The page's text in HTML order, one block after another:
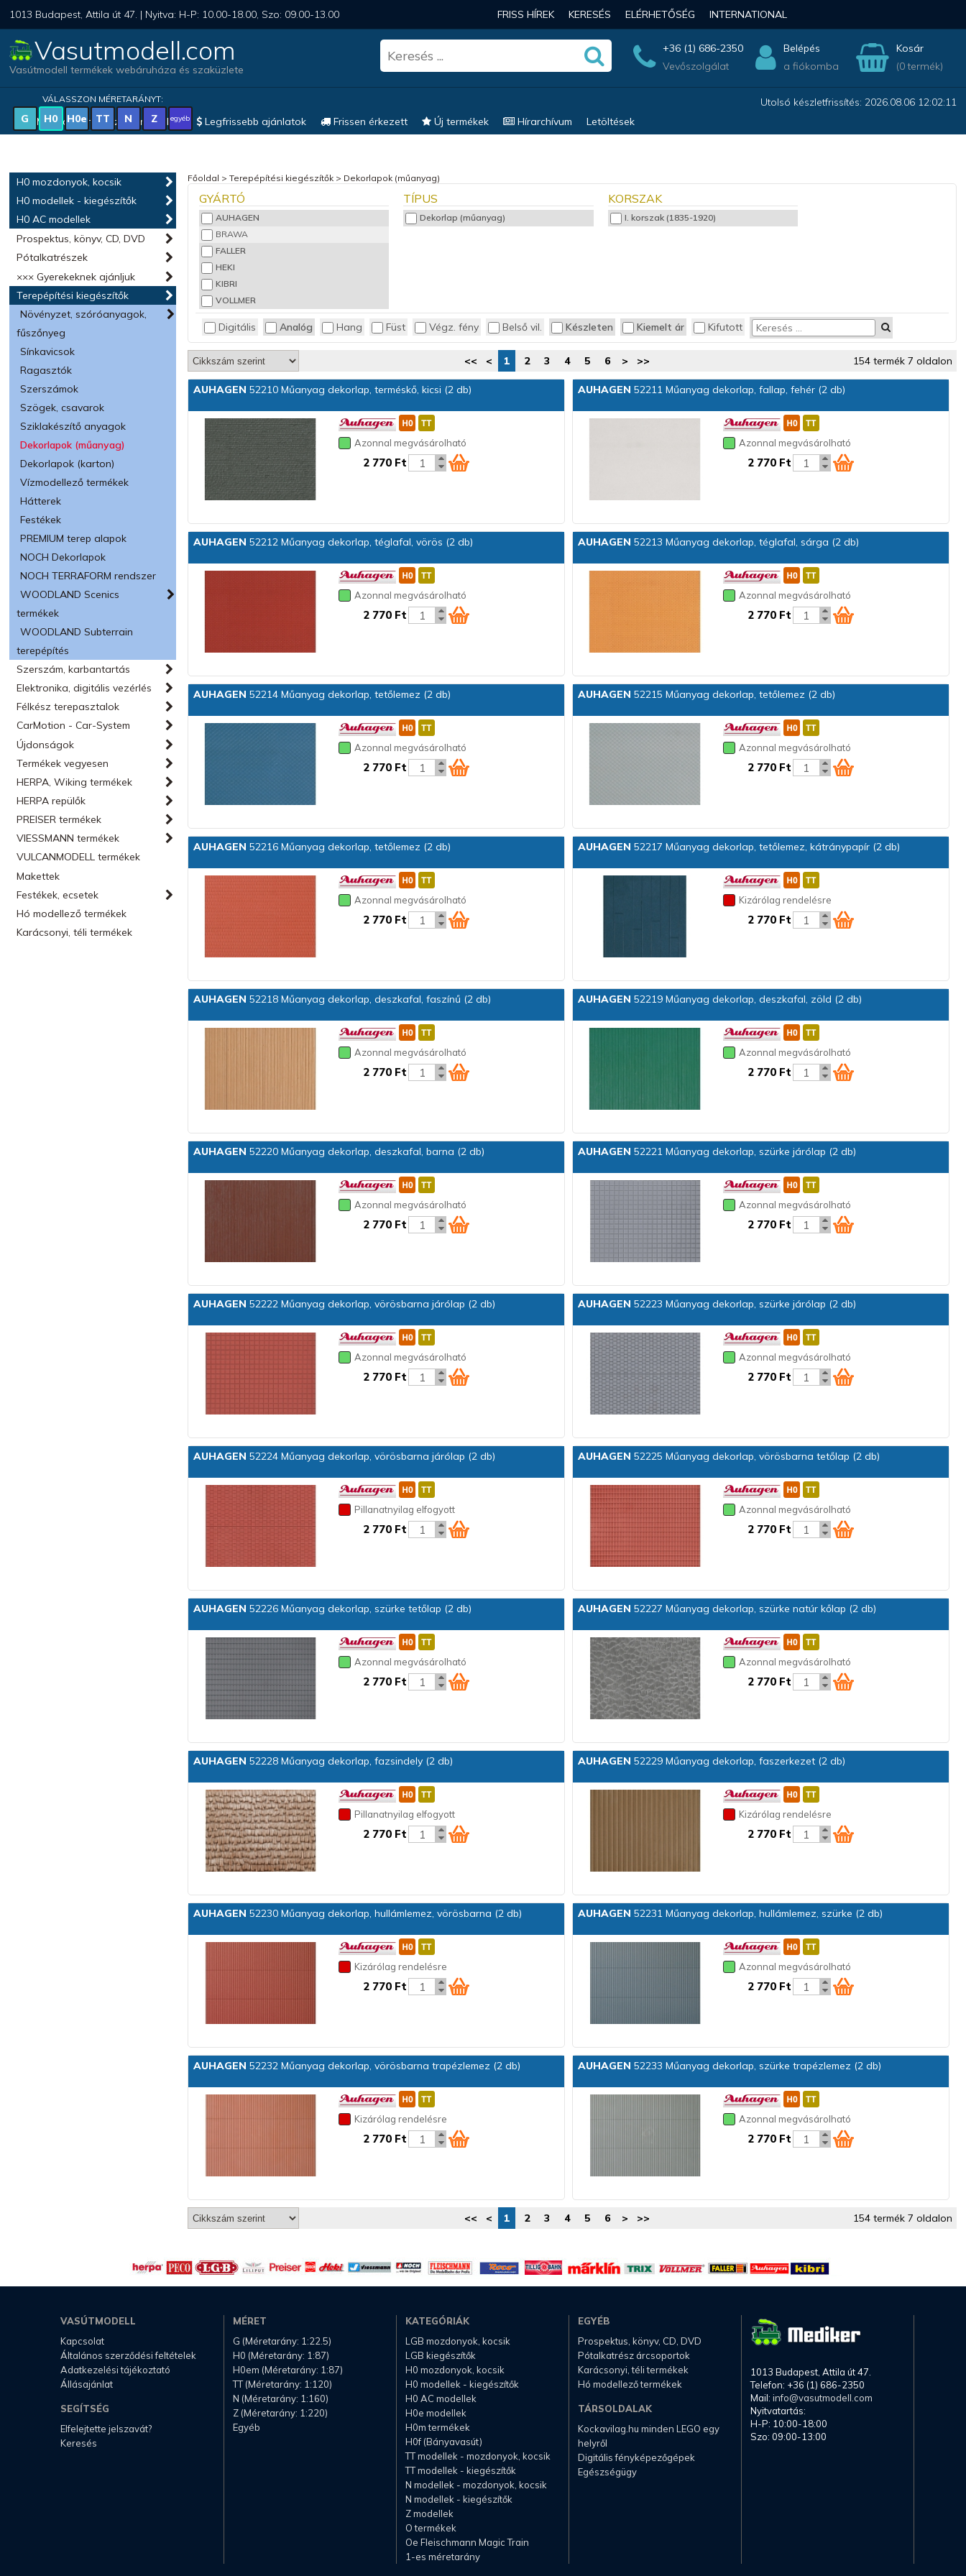
1013 Budapest, Attila út 47. | Nyitva: H-P: 10.00-18.00, Szo: 09.00-13.00 FRISS HÍREK KERESÉS ELÉRHETŐSÉG INTERNATIONAL
Vasutmodell.com
Vasútmodell termékek webáruháza és szaküzlete
+36 (1) 686-2350
Vevőszolgálat
Belépés
a fiókomba
Kosár
(0 termék)
VÁLASSZON MÉRETARÁNYT:
G H0 H0e TT N Z egyéb
Utolsó készletfrissítés: 2026.08.06 12:02:11
Magyar vonatkozású modellek
Legfrissebb ajánlatok Frissen érkezett Új termékek Hírarchívum Letöltések
H0 mozdonyok, kocsik
H0 modellek - kiegészítők
H0 AC modellek
Prospektus, könyv, CD, DVD
Pótalkatrészek
××× Gyerekeknek ajánljuk
Terepépítési kiegészítők
Növényzet, szóróanyagok,
fűszőnyeg
Sínkavicsok
Ragasztók
Szerszámok
Szögek, csavarok
Sziklakészítő anyagok
Dekorlapok (műanyag)
Dekorlapok (karton)
Vízmodellező termékek
Hátterek
Festékek
PREMIUM terep alapok
NOCH Dekorlapok
NOCH TERRAFORM rendszer
WOODLAND Scenics
termékek
WOODLAND Subterrain
terepépítés
Szerszám, karbantartás
Elektronika, digitális vezérlés
Félkész terepasztalok
CarMotion - Car-System
Újdonságok
Termékek vegyesen
HERPA, Wiking termékek
HERPA repülők
PREISER termékek
VIESSMANN termékek
VULCANMODELL termékek
Makettek
Festékek, ecsetek
Hó modellező termékek
Karácsonyi, téli termékek
Főoldal >Terepépítési kiegészítők > Dekorlapok (műanyag)
GYÁRTÓ
AUHAGEN
BRAWA
FALLER
HEKI
KIBRI
VOLLMER
TÍPUS
Dekorlap (műanyag)
KORSZAK
I. korszak (1835-1920)
Digitális Analóg Hang Füst Végz. fény Belső vil. Készleten Kiemelt ár Kifutott
<< < 1 2 3 4 5 6 > >> 154 termék 7 oldalon
AUHAGEN 52210 Műanyag dekorlap, terméskő, kicsi (2 db)
Azonnal megvásárolható
2 770 Ft
AUHAGEN 52211 Műanyag dekorlap, fallap, fehér (2 db)
Azonnal megvásárolható
2 770 Ft
AUHAGEN 52212 Műanyag dekorlap, téglafal, vörös (2 db)
Azonnal megvásárolható
2 770 Ft
AUHAGEN 52213 Műanyag dekorlap, téglafal, sárga (2 db)
Azonnal megvásárolható
2 770 Ft
AUHAGEN 52214 Műanyag dekorlap, tetőlemez (2 db)
Azonnal megvásárolható
2 770 Ft
AUHAGEN 52215 Műanyag dekorlap, tetőlemez (2 db)
Azonnal megvásárolható
2 770 Ft
AUHAGEN 52216 Műanyag dekorlap, tetőlemez (2 db)
Azonnal megvásárolható
2 770 Ft
AUHAGEN 52217 Műanyag dekorlap, tetőlemez, kátránypapír (2 db)
Kizárólag rendelésre
2 770 Ft
AUHAGEN 52218 Műanyag dekorlap, deszkafal, faszínű (2 db)
Azonnal megvásárolható
2 770 Ft
AUHAGEN 52219 Műanyag dekorlap, deszkafal, zöld (2 db)
Azonnal megvásárolható
2 770 Ft
AUHAGEN 52220 Műanyag dekorlap, deszkafal, barna (2 db)
Azonnal megvásárolható
2 770 Ft
AUHAGEN 52221 Műanyag dekorlap, szürke járólap (2 db)
Azonnal megvásárolható
2 770 Ft
AUHAGEN 52222 Műanyag dekorlap, vörösbarna járólap (2 db)
Azonnal megvásárolható
2 770 Ft
AUHAGEN 52223 Műanyag dekorlap, szürke járólap (2 db)
Azonnal megvásárolható
2 770 Ft
AUHAGEN 52224 Műanyag dekorlap, vörösbarna járólap (2 db)
Pillanatnyilag elfogyott
2 770 Ft
AUHAGEN 52225 Műanyag dekorlap, vörösbarna tetőlap (2 db)
Azonnal megvásárolható
2 770 Ft
AUHAGEN 52226 Műanyag dekorlap, szürke tetőlap (2 db)
Azonnal megvásárolható
2 770 Ft
AUHAGEN 52227 Műanyag dekorlap, szürke natúr kőlap (2 db)
Azonnal megvásárolható
2 770 Ft
AUHAGEN 52228 Műanyag dekorlap, fazsindely (2 db)
Pillanatnyilag elfogyott
2 770 Ft
AUHAGEN 52229 Műanyag dekorlap, faszerkezet (2 db)
Kizárólag rendelésre
2 770 Ft
AUHAGEN 52230 Műanyag dekorlap, hullámlemez, vörösbarna (2 db)
Kizárólag rendelésre
2 770 Ft
AUHAGEN 52231 Műanyag dekorlap, hullámlemez, szürke (2 db)
Azonnal megvásárolható
2 770 Ft
AUHAGEN 52232 Műanyag dekorlap, vörösbarna trapézlemez (2 db)
Kizárólag rendelésre
2 770 Ft
AUHAGEN 52233 Műanyag dekorlap, szürke trapézlemez (2 db)
Azonnal megvásárolható
2 770 Ft
<< < 1 2 3 4 5 6 > >> 154 termék 7 oldalon
VASÚTMODELL
Kapcsolat
Általános szerződési feltételek
Adatkezelési tájékoztató
Állásajánlat
SEGÍTSÉG
Elfelejtette jelszavát?
Keresés
MÉRET
G (Méretarány: 1:22.5)
H0 (Méretarány: 1:87)
H0em (Méretarány: 1:87)
TT (Méretarány: 1:120)
N (Méretarány: 1:160)
Z (Méretarány: 1:220)
Egyéb
KATEGÓRIÁK
LGB mozdonyok, kocsik
LGB kiegészítők
H0 mozdonyok, kocsik
H0 modellek - kiegészítők
H0 AC modellek
H0e modellek
H0m termékek
H0f (Bányavasút)
TT modellek - mozdonyok, kocsik
TT modellek - kiegészítők
N modellek - mozdonyok, kocsik
N modellek - kiegészítők
Z modellek
O termékek
Oe Fleischmann Magic Train
1-es méretarány
EGYÉB
Prospektus, könyv, CD, DVD
Pótalkatrész árcsoportok
Karácsonyi, téli termékek
Hó modellező termékek
TÁRSOLDALAK
Kockavilag.hu minden LEGO egy
helyről
Digitális fényképezőgépek
Egészségügy
1013 Budapest, Attila út 47.
Telefon: +36 (1) 686-2350
Mail: info@vasutmodell.com
Nyitvatartás:
H-P: 10:00-18:00
Szo: 09:00-13:00